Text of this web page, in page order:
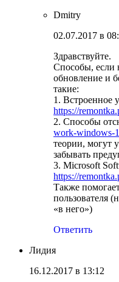
Dmitry
02.07.2017 в
Здравствуйте.
Способы, если
обновление и
такие:
1. Встроенное
https://
2. Способы
work-windows-
теории, могут
забывать
3. Microsoft
https://
Также
пользователя
«в него»)
Ответить
Лидия
16.12.2017 в 13:12